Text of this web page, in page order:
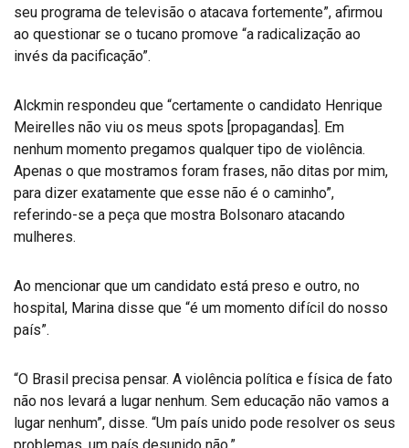
seu programa de televisão o atacava fortemente”, afirmou
ao questionar se o tucano promove “a radicalização ao
invés da pacificação”.
Alckmin respondeu que “certamente o candidato Henrique
Meirelles não viu os meus spots [propagandas]. Em
nenhum momento pregamos qualquer tipo de violência.
Apenas o que mostramos foram frases, não ditas por mim,
para dizer exatamente que esse não é o caminho”,
referindo-se a peça que mostra Bolsonaro atacando
mulheres.
Ao mencionar que um candidato está preso e outro, no
hospital, Marina disse que “é um momento difícil do nosso
país”.
“O Brasil precisa pensar. A violência política e física de fato
não nos levará a lugar nenhum. Sem educação não vamos a
lugar nenhum”, disse. “Um país unido pode resolver os seus